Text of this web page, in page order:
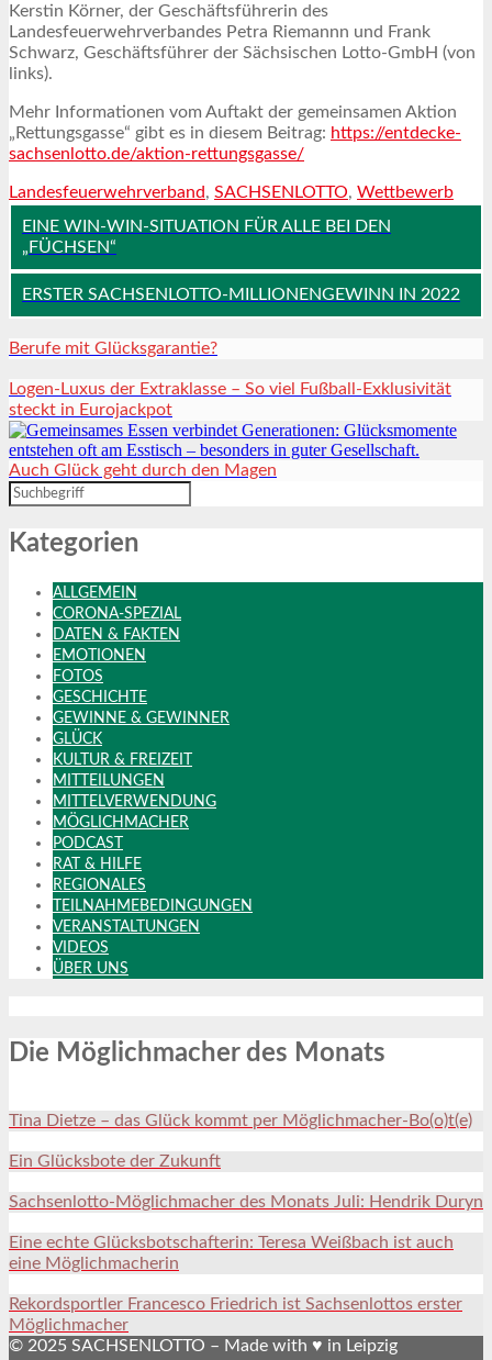
Kerstin Körner, der Geschäftsführerin des
Landesfeuerwehrverbandes Petra Riemannn und Frank
Schwarz, Geschäftsführer der Sächsischen Lotto-GmbH (von
links).
Mehr Informationen vom Auftakt der gemeinsamen Aktion
„Rettungsgasse“ gibt es in diesem Beitrag: https://entdecke-
sachsenlotto.de/aktion-rettungsgasse/
Landesfeuerwehrverband, SACHSENLOTTO, Wettbewerb
EINE WIN-WIN-SITUATION FÜR ALLE BEI DEN
„FÜCHSEN“
ERSTER SACHSENLOTTO-MILLIONENGEWINN IN 2022
Berufe mit Glücksgarantie?
Logen-Luxus der Extraklasse – So viel Fußball-Exklusivität
steckt in Eurojackpot
Auch Glück geht durch den Magen
Kategorien
ALLGEMEIN
CORONA-SPEZIAL
DATEN & FAKTEN
EMOTIONEN
FOTOS
GESCHICHTE
GEWINNE & GEWINNER
GLÜCK
KULTUR & FREIZEIT
MITTEILUNGEN
MITTELVERWENDUNG
MÖGLICHMACHER
PODCAST
RAT & HILFE
REGIONALES
TEILNAHMEBEDINGUNGEN
VERANSTALTUNGEN
VIDEOS
ÜBER UNS
Die Möglichmacher des Monats
Tina Dietze – das Glück kommt per Möglichmacher-Bo(o)t(e)
Ein Glücksbote der Zukunft
Sachsenlotto-Möglichmacher des Monats Juli: Hendrik Duryn
Eine echte Glücksbotschafterin: Teresa Weißbach ist auch
eine Möglichmacherin
Rekordsportler Francesco Friedrich ist Sachsenlottos erster
Möglichmacher
© 2025 SACHSENLOTTO – Made with ♥ in Leipzig